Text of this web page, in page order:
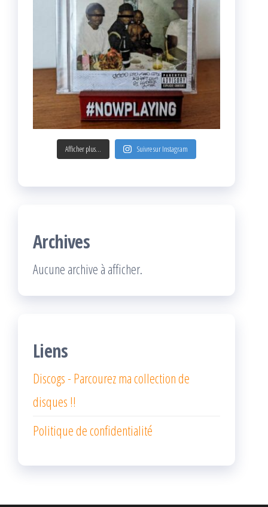
Afficher plus... Suivre sur Instagram
Archives
Aucune archive à afficher.
Liens
Discogs - Parcourez ma collection de
disques !!
Politique de confidentialité